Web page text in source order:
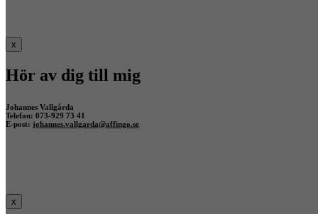
x
Hör av dig till mig
Johannes Vallgårda
Telefon: 073-929 73 41
E-post: johannes.vallgarda@affingo.se
x